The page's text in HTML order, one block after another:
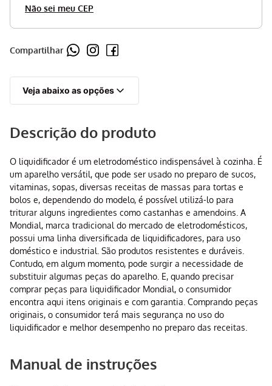
Não sei meu CEP
Compartilhar
Veja abaixo as opções
Descrição do produto
O liquidificador é um eletrodoméstico indispensável à cozinha. É
um aparelho versátil, que pode ser usado no preparo de sucos,
vitaminas, sopas, diversas receitas de massas para tortas e
bolos e, dependendo do modelo, é possível utilizá-lo para
triturar alguns ingredientes como castanhas e amendoins. A
Mondial, marca tradicional do mercado de eletrodomésticos,
possui uma linha diversificada de liquidificadores, para uso
doméstico e industrial. São produtos resistentes e duráveis.
Contudo, em algum momento, pode surgir a necessidade de
substituir algumas peças do aparelho. E, quando precisar
comprar peças para liquidificador Mondial, o consumidor
encontra aqui itens originais e com garantia. Comprando peças
originais, o consumidor terá mais segurança no uso do
liquidificador e melhor desempenho no preparo das receitas.
Manual de instruções